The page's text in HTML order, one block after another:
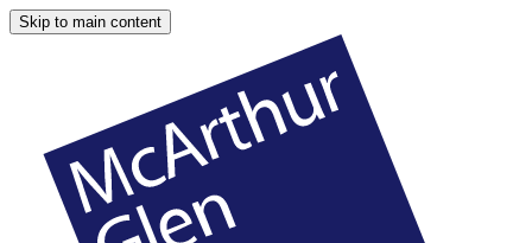
Skip to main content